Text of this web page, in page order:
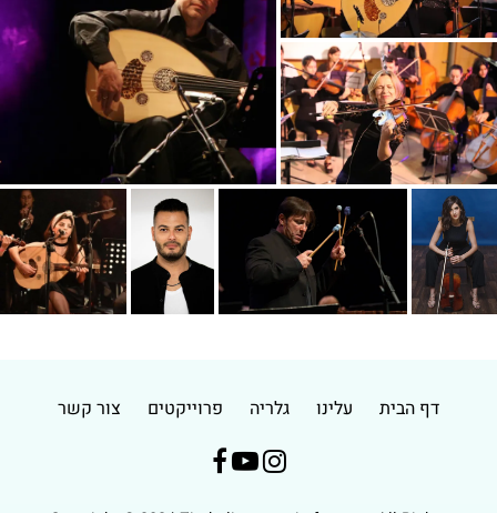
דף הבית עלינו גלריה פרוייקטים
צור קשר


